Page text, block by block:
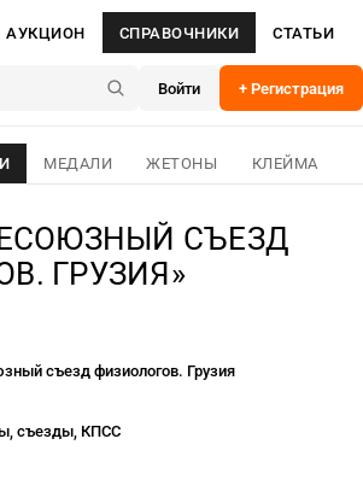
АУКЦИОН СПРАВОЧНИКИ СТАТЬИ
Войти + Регистрация
МЕДАЛИ ЖЕТОНЫ
КЛЕЙМА
СЪЕЗД
ГРУЗИЯ»
съезд физиологов. Грузия
съезды, КПСС